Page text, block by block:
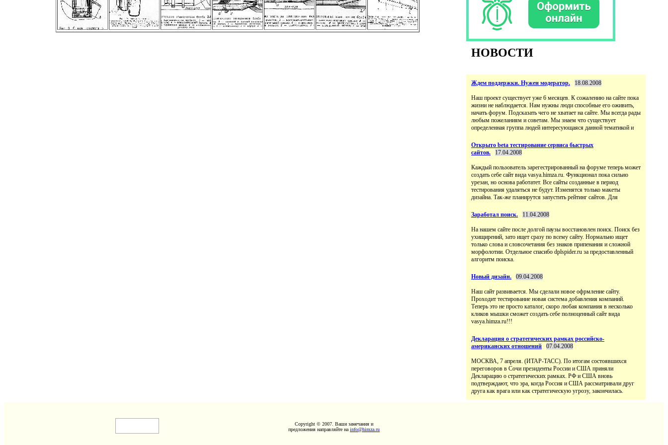
НОВОСТИ
Ждем поддержки. Нужен модератор. 18.08.2008
Наш проект существует уже 6 месяцев. К сожалению на сайте пока
жизни не наблюдается. Нам нужны люди способные его оживить,
начать форум. Подсказать чего не хватает на сайте. Мы всегда рады
любым пожеланиям и советам. Мы знаем что существует
определенная группа людей интересующаяся данной тематикой и
Открыто beta тестирование сервиса быстрых
сайтов.
17.04.2008
Каждый пользователь зарегестрированный на форуме теперь может
создать себе сайт вида vasya.himza.ru. Функционал пока сильно
урезан, но основа работатет. Все сайты созданные в период
тестирования удаляться не будут. Изменятся только макеты
дизайна. Так-же планирутся запустить рейтинг сайтов. Для
Заработал поиск. 11.04.2008
На нашем сайте после долгой паузы восстановлен поиск. Поиск без
ухищирений, зато ищет сразу по всему сайту. Нормально ищет
только слова и словсочетания без знаков припенания и сложной
морфолотии. Отдельное спасибо dplspider.ru за предоставленный
алгоритм поиска.
Новый дизайн. 09.04.2008
Наш сайт развивается. Мы сделали новое офрмление сайту.
Проходит тестирование новая система добавления компаний.
Теперь это не просто каталог, скоро любая компания в несколько
кликов мышки сможет создать себе полноценный сайт вида
vasya.himza.ru!!!
Декларация о стратегических рамках российско-
американских отношений
07.04.2008
МОСКВА, 7 апреля. (ИТАР-ТАСС). По итогам состоявшихся
переговоров в Сочи президенты России и США приняли
Декларацию о стратегических рамках. РФ и США вновь
подтверждают, что эра, когда Россия и США рассматривали друг
друга как врага или как стратегическую угрозу, закончилась.
Copyright © 2007. Ваши замечания и
предложения направляйте на info@himza.ru